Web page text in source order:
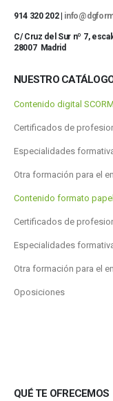
914 320 202 |
C/ Cruz del Sur nº 7,
28007 Madrid
NUESTRO
Contenido digital SCORM
Certificados de
Especialidades
Otra formación para el
Contenido formato papel
Certificados de
Especialidades
Otra formación para el
Oposiciones
QUÉ TE OFRECEMOS